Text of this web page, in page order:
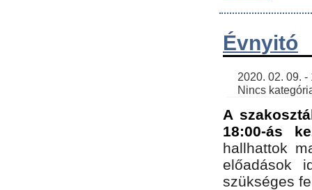
Évnyitó
Nincs
A
18:00-ás
hallhattok
előadások
szükséges